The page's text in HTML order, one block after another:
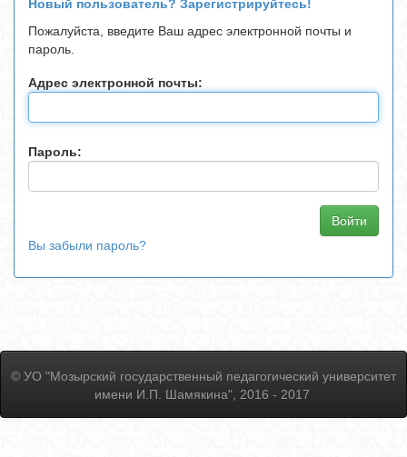
Новый пользователь? Зарегистрируйтесь!
Пожалуйста, введите Ваш адрес электронной почты и
пароль.
Адрес электронной почты:
Пароль:
Вы забыли пароль?
© УО "Мозырский государственный педагогический университет
имени И.П. Шамякина", 2016 - 2017